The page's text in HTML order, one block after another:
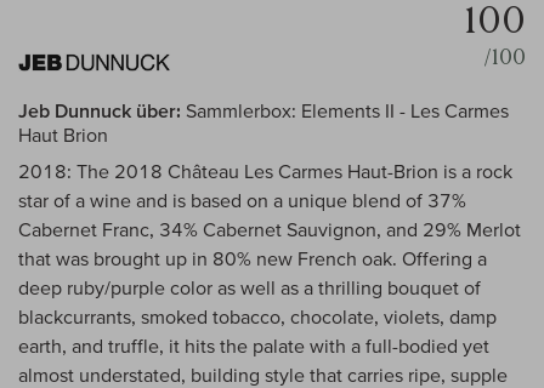
100
/100
Jeb Dunnuck über: Sammlerbox: Elements II - Les Carmes
Haut Brion
2018: The 2018 Château Les Carmes Haut-Brion is a rock
star of a wine and is based on a unique blend of 37%
Cabernet Franc, 34% Cabernet Sauvignon, and 29% Merlot
that was brought up in 80% new French oak. Offering a
deep ruby/purple color as well as a thrilling bouquet of
blackcurrants, smoked tobacco, chocolate, violets, damp
earth, and truffle, it hits the palate with a full-bodied yet
almost understated, building style that carries ripe, supple